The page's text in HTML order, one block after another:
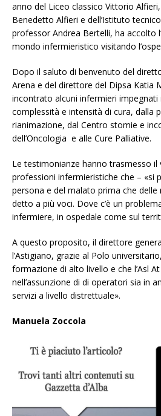
anno del Liceo classico Vittorio
Benedetto Alfieri e dell’Istituto
professor Andrea Bertelli, ha accolto
mondo infermieristico visitando
Dopo il saluto di benvenuto del
Arena e del direttore del Dipsa Katia
incontrato alcuni infermieri impegnati
complessità e intensità di cura, dalla
rianimazione, dal Centro stomie e
dell’Oncologia e alle Cure Palliative.
Le testimonianze hanno trasmesso il
professioni infermieristiche che – «si
persona e del malato prima che
detto a più voci. Dove c’è un
infermiere, in ospedale come sul
A questo proposito, il direttore
l’Astigiano, grazie al Polo
formazione di alto livello e che l’Asl
nell’assunzione di di operatori sia in
servizi a livello distrettuale».
Manuela Zoccola